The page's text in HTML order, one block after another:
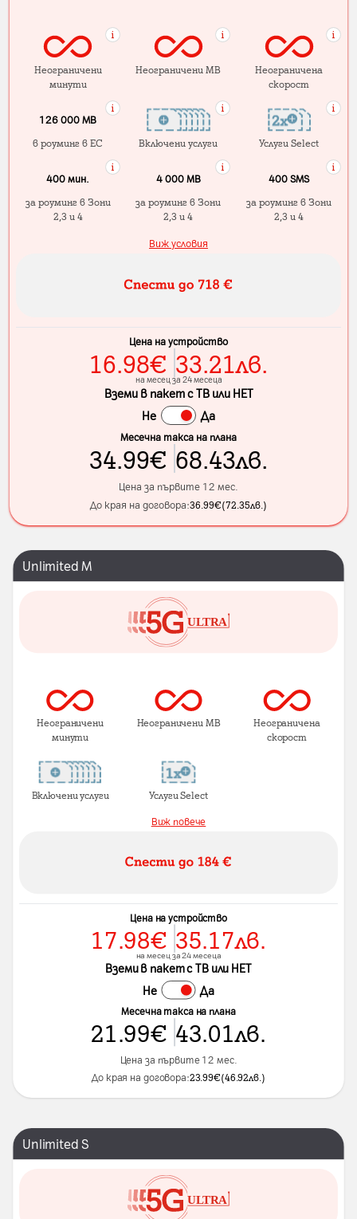
Неограничени
минути
Неограничени MB
Неограничена
скорост
126 000 MB
в роуминг в ЕС
Включени услуги Услуги Select
400 мин.
за роуминг в Зони
2,3 и 4
4 000 МB
за роуминг в Зони
2,3 и 4
400 SMS
за роуминг в Зони
2,3 и 4
Виж условия
Цена на устройство
16.98€ 33.21лв.
на месец за 24 месеца
Вземи в пакет с ТВ или НЕТ
Не
Да
Месечна такса на плана
34.99€ 68.43лв.
Цена за първите 12 мес.
До края на договора:36.99€(72.35лв. )
Unlimited M
Неограничени
минути
Неограничени MB Неограничена
скорост
Включени услуги Услуги Select
Виж повече
Цена на устройство
17.98€ 35.17лв.
на месец за 24 месеца
Вземи в пакет с ТВ или НЕТ
Не Да
Месечна такса на плана
21.99€ 43.01лв.
Цена за първите 12 мес.
До края на договора:23.99€(46.92лв.)
Unlimited S